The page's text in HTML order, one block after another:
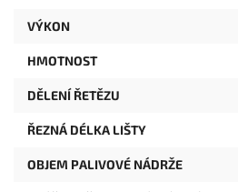
VÝKON
HMOTNOST
DĚLENÍ ŘETĚZU
ŘEZNÁ DÉLKA LIŠTY
OBJEM PALIVOVÉ NÁDRŽE